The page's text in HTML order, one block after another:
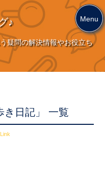
♪
疑問の解決情報やお役立ち
き日記」 一覧
Menu